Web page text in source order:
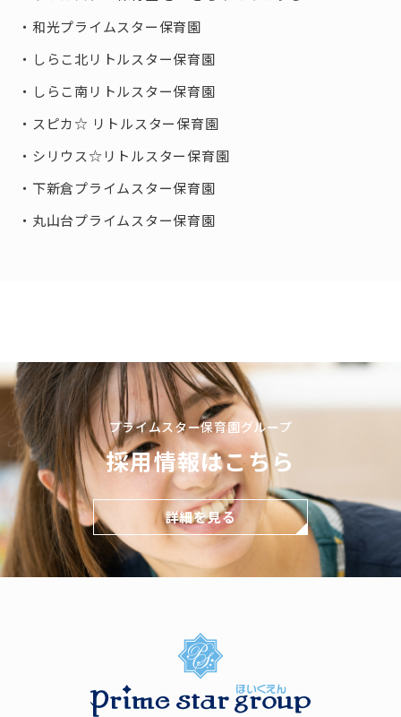
和光プライムスター保育園
しらこ北リトルスター保育園
しらこ南リトルスター保育園
スピカ☆ リトルスター保育園
シリウス☆リトルスター保育園
下新倉プライムスター保育園
丸山台プライムスター保育園
プライムスター保育園グループ
採用情報はこちら
詳細を見る